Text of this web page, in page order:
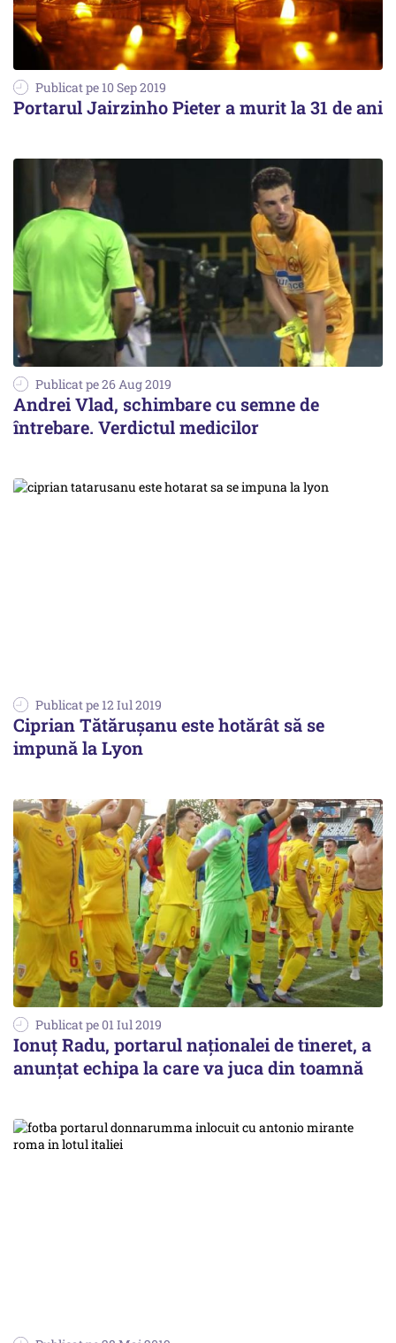
Publicat pe 10 Sep 2019
Portarul Jairzinho Pieter a murit la 31 de ani
Publicat pe 26 Aug 2019
Andrei Vlad, schimbare cu semne de
întrebare. Verdictul medicilor
Publicat pe 12 Iul 2019
Ciprian Tătăruşanu este hotărât să se
impună la Lyon
Publicat pe 01 Iul 2019
Ionuț Radu, portarul naționalei de tineret, a
anunțat echipa la care va juca din toamnă